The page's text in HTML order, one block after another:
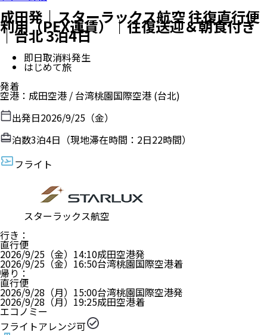
成田発｜スターラックス航空 往復直行便
利用（PEX運賃）｜往復送迎＆朝食付き
｜台北 3泊4日
即日取消料発生
はじめて旅
発着
空港 ： 成田空港 /台湾桃園国際空港 (台北)
出発日2026/9/25（金）
泊数3泊4日（現地滞在時間： 2日22時間）
フライト
スターラックス航空
行き ：
直行便
2026/9/25（金） 14:10成田空港発
2026/9/25（金） 16:50台湾桃園国際空港着
帰り ：
直行便
2026/9/28（月） 15:00台湾桃園国際空港発
2026/9/28（月） 19:25成田空港着
エコノミー
フライトアレンジ可